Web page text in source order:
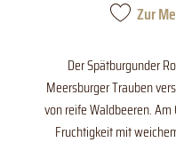
Zur
Der Spätburgunder
Meersburger Trauben
von reife Waldbeeren.
Fruchtigkeit mit